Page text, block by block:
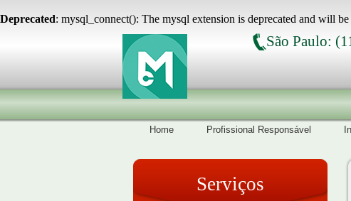
Deprecated: mysql_connect(): The mysql extension is deprecated and will
São Paulo:
Home Profissional Responsável
Serviços